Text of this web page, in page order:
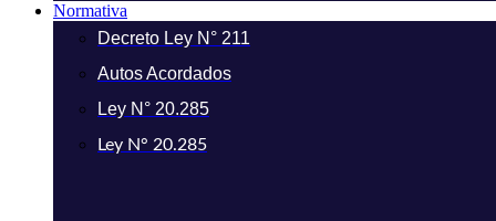
Normativa
Decreto Ley N° 211
Autos Acordados
Ley N° 20.285
Ley N° 20.285